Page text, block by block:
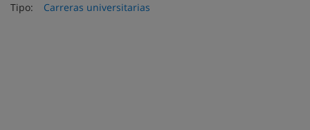
Tipo:
Carreras universitarias